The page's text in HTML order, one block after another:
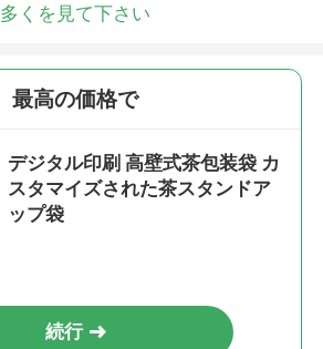
多くを見て下さい
最高の価格で
デジタル印刷 高壁式茶包装袋 カ
スタマイズされた茶スタンドア
ップ袋
続行